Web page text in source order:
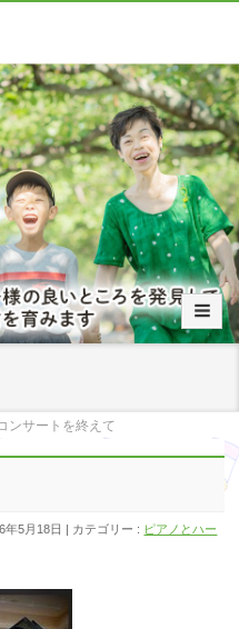
ンサートを終えて
年5月18日 カテゴリー : ピアノとハー